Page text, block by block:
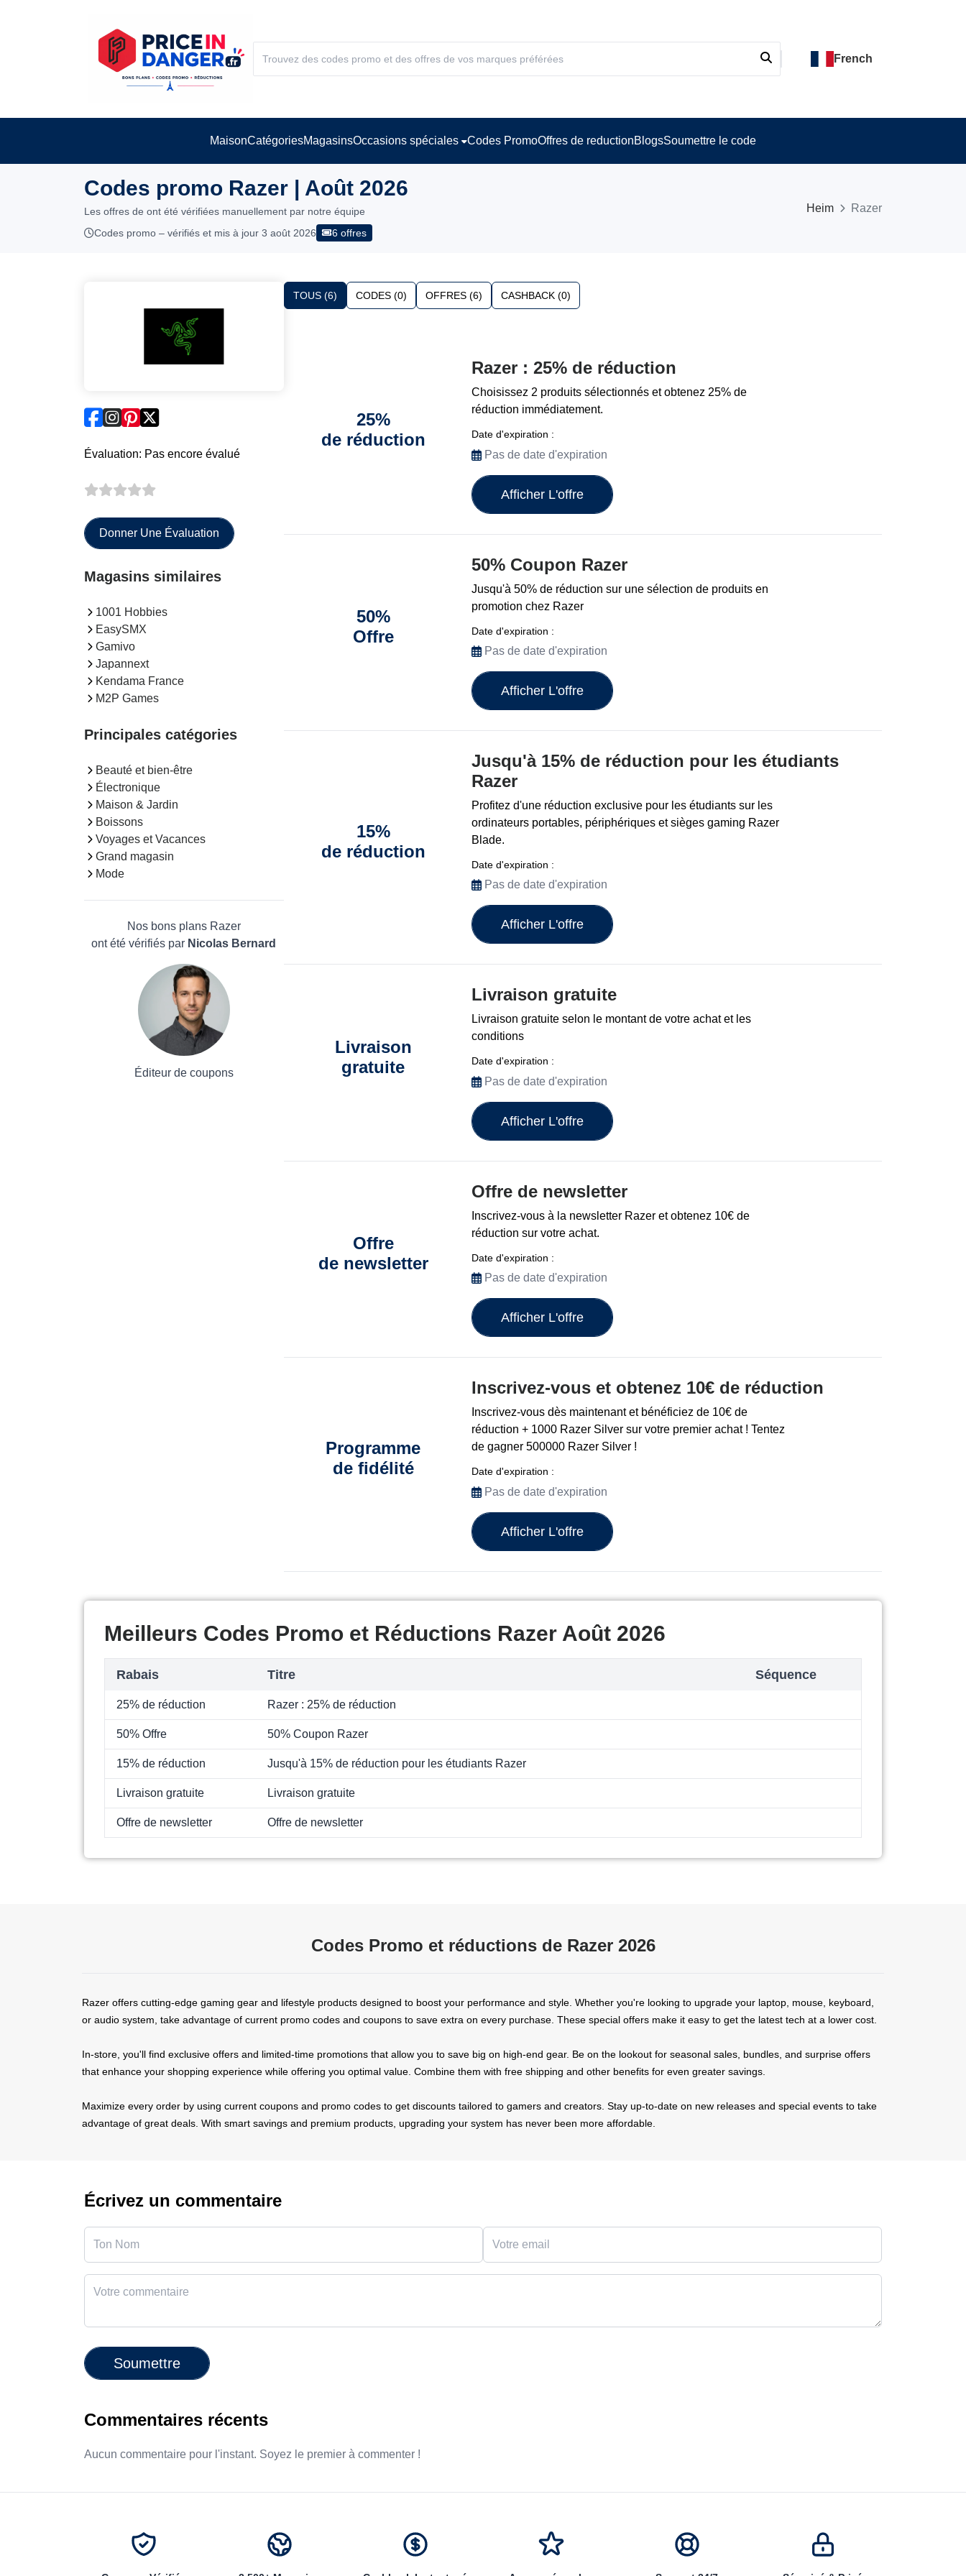
French
MaisonCatégoriesMagasinsOccasions spéciales Codes PromoOffres de reductionBlogsSoumettre le code
Codes promo Razer | Août 2026
Les offres de ont été vérifiées manuellement par notre équipe
Codes promo – vérifiés et mis à jour 3 août 2026
6 offres
Heim Razer
Évaluation: Pas encore évalué
Donner Une Évaluation
Magasins similaires
1001 Hobbies
EasySMX
Gamivo
Japannext
Kendama France
M2P Games
Principales catégories
Beauté et bien-être
Électronique
Maison & Jardin
Boissons
Voyages et Vacances
Grand magasin
Mode
Nos bons plans Razer
ont été vérifiés par Nicolas Bernard
Éditeur de coupons
TOUS (6) CODES (0) OFFRES (6) CASHBACK (0)
25%
de réduction
Razer : 25% de réduction
Choisissez 2 produits sélectionnés et obtenez 25% de
réduction immédiatement.
Date d'expiration :
Pas de date d'expiration
Afficher L'offre
50%
Offre
50% Coupon Razer
Jusqu'à 50% de réduction sur une sélection de produits en
promotion chez Razer
Date d'expiration :
Pas de date d'expiration
Afficher L'offre
15%
de réduction
Jusqu'à 15% de réduction pour les étudiants
Razer
Profitez d'une réduction exclusive pour les étudiants sur les
ordinateurs portables, périphériques et sièges gaming Razer
Blade.
Date d'expiration :
Pas de date d'expiration
Afficher L'offre
Livraison
gratuite
Livraison gratuite
Livraison gratuite selon le montant de votre achat et les
conditions
Date d'expiration :
Pas de date d'expiration
Afficher L'offre
Offre
de newsletter
Offre de newsletter
Inscrivez-vous à la newsletter Razer et obtenez 10€ de
réduction sur votre achat.
Date d'expiration :
Pas de date d'expiration
Afficher L'offre
Programme
de fidélité
Inscrivez-vous et obtenez 10€ de réduction
Inscrivez-vous dès maintenant et bénéficiez de 10€ de
réduction + 1000 Razer Silver sur votre premier achat ! Tentez
de gagner 500000 Razer Silver !
Date d'expiration :
Pas de date d'expiration
Afficher L'offre
Meilleurs Codes Promo et Réductions Razer Août 2026
Rabais Titre Séquence
25% de réduction Razer : 25% de réduction
50% Offre 50% Coupon Razer
15% de réduction Jusqu'à 15% de réduction pour les étudiants Razer
Livraison gratuite Livraison gratuite
Offre de newsletter Offre de newsletter
Codes Promo et réductions de Razer 2026
Razer offers cutting-edge gaming gear and lifestyle products designed to boost your performance and style. Whether you're looking to upgrade your laptop, mouse, keyboard,
or audio system, take advantage of current promo codes and coupons to save extra on every purchase. These special offers make it easy to get the latest tech at a lower cost.
In-store, you'll find exclusive offers and limited-time promotions that allow you to save big on high-end gear. Be on the lookout for seasonal sales, bundles, and surprise offers
that enhance your shopping experience while offering you optimal value. Combine them with free shipping and other benefits for even greater savings.
Maximize every order by using current coupons and promo codes to get discounts tailored to gamers and creators. Stay up-to-date on new releases and special events to take
advantage of great deals. With smart savings and premium products, upgrading your system has never been more affordable.
Écrivez un commentaire
Soumettre
Commentaires récents
Aucun commentaire pour l'instant. Soyez le premier à commenter !